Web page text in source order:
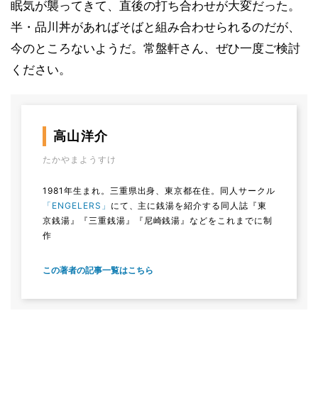
眠気が襲ってきて、直後の打ち合わせが大変だった。
半・品川丼があればそばと組み合わせられるのだが、
今のところないようだ。常盤軒さん、ぜひ一度ご検討
ください。
高山洋介
たかやまようすけ
1981年生まれ。三重県出身、東京都在住。同人サークル
「ENGELERS」 にて、主に銭湯を紹介する同人誌『東
京銭湯』『三重銭湯』『尼崎銭湯』などをこれまでに制
作
この著者の記事一覧はこちら